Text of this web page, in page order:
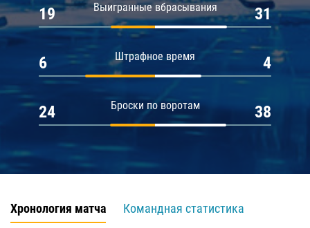
Выигранные вбрасывания
19 31
Штрафное время
6 4
Броски по воротам
24 38
Хронология матча
Командная статистика